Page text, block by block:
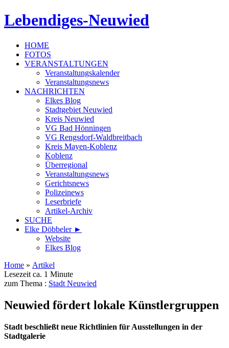
Lebendiges-Neuwied
HOME
FOTOS
VERANSTALTUNGEN
Veranstaltungskalender
Veranstaltungsnews
NACHRICHTEN
Elkes Blog
Stadtgebiet Neuwied
Kreis Neuwied
VG Bad Hönningen
VG Rengsdorf-Waldbreitbach
Kreis Mayen-Koblenz
Koblenz
Überregional
Veranstaltungsnews
Gerichtsnews
Polizeinews
Leserbriefe
Artikel-Archiv
SUCHE
Elke Döbbeler ►
Website
Elkes Blog
Home » Artikel
Lesezeit ca. 1 Minute
zum Thema : Stadt Neuwied
Neuwied fördert lokale Künstlergruppen
Stadt beschließt neue Richtlinien für Ausstellungen in der
Stadtgalerie